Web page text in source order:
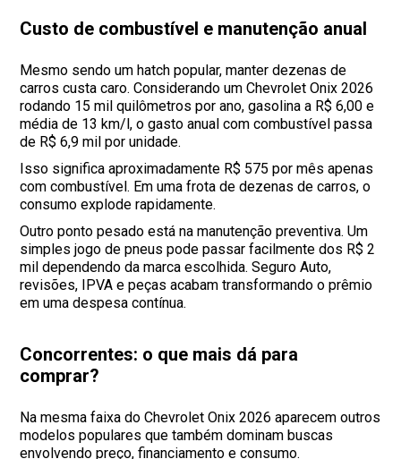
Custo de combustível e manutenção anual
Mesmo sendo um hatch popular, manter dezenas de
carros custa caro. Considerando um Chevrolet Onix 2026
rodando 15 mil quilômetros por ano, gasolina a R$ 6,00 e
média de 13 km/l, o gasto anual com combustível passa
de R$ 6,9 mil por unidade.
Isso significa aproximadamente R$ 575 por mês apenas
com combustível. Em uma frota de dezenas de carros, o
consumo explode rapidamente.
Outro ponto pesado está na manutenção preventiva. Um
simples jogo de pneus pode passar facilmente dos R$ 2
mil dependendo da marca escolhida. Seguro Auto,
revisões, IPVA e peças acabam transformando o prêmio
em uma despesa contínua.
Concorrentes: o que mais dá para
comprar?
Na mesma faixa do Chevrolet Onix 2026 aparecem outros
modelos populares que também dominam buscas
envolvendo preço, financiamento e consumo.